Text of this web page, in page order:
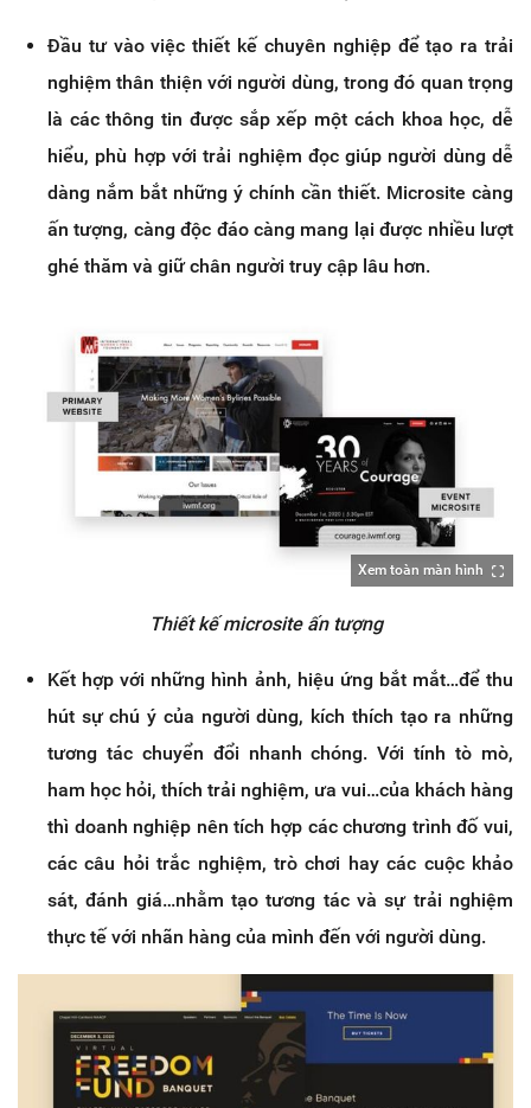
Đầu tư vào việc thiết kế chuyên nghiệp để tạo ra trải
nghiệm thân thiện với người dùng, trong đó quan trọng
là các thông tin được sắp xếp một cách khoa học, dễ
hiểu, phù hợp với trải nghiệm đọc giúp người dùng dễ
dàng nắm bắt những ý chính cần thiết. Microsite càng
ấn tượng, càng độc đáo càng mang lại được nhiều lượt
ghé thăm và giữ chân người truy cập lâu hơn.
Xem toàn màn hình
Thiết kế microsite ấn tượng
Kết hợp với những hình ảnh, hiệu ứng bắt mắt…để thu
hút sự chú ý của người dùng, kích thích tạo ra những
tương tác chuyển đổi nhanh chóng. Với tính tò mò,
ham học hỏi, thích trải nghiệm, ưa vui…của khách hàng
thì doanh nghiệp nên tích hợp các chương trình đố vui,
các câu hỏi trắc nghiệm, trò chơi hay các cuộc khảo
sát, đánh giá…nhằm tạo tương tác và sự trải nghiệm
thực tế với nhãn hàng của mình đến với người dùng.